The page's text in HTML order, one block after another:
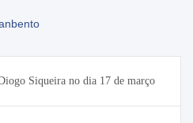
Siqueira no dia 17 de março